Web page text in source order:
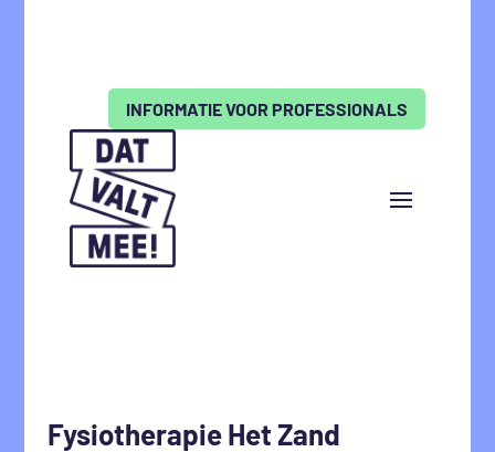
INFORMATIE VOOR PROFESSIONALS
Fysiotherapie Het Zand